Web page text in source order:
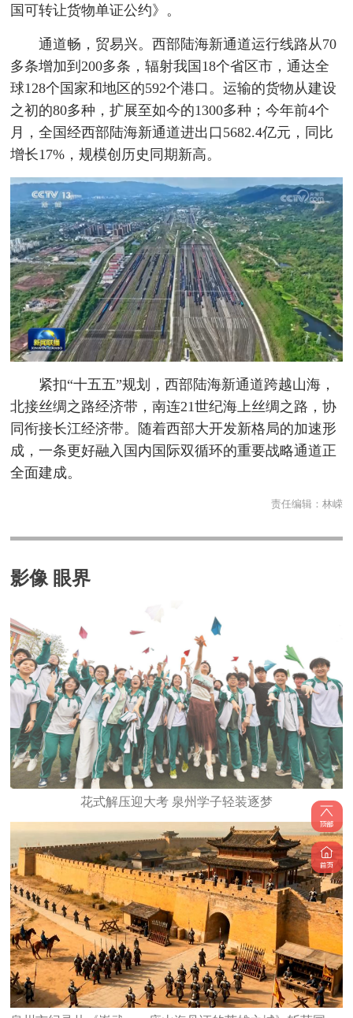
国可转让货物单证公约》。
通道畅，贸易兴。西部陆海新通道运行线路从70
多条增加到200多条，辐射我国18个省区市，通达全
球128个国家和地区的592个港口。运输的货物从建设
之初的80多种，扩展至如今的1300多种；今年前4个
月，全国经西部陆海新通道进出口5682.4亿元，同比
增长17%，规模创历史同期新高。
紧扣“十五五”规划，西部陆海新通道跨越山海，
北接丝绸之路经济带，南连21世纪海上丝绸之路，协
同衔接长江经济带。随着西部大开发新格局的加速形
成，一条更好融入国内国际双循环的重要战略通道正
全面建成。
责任编辑： 林嵘
影像 眼界
花式解压迎大考 泉州学子轻装逐梦